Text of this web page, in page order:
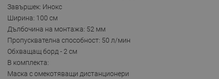
Завършек: Инокс
Ширина: 100 см
Дълбочина на монтажа: 52 мм
Пропусквателна способност: 50 л/мин
Обхващащ борд - 2 см
В комплекта:
Маска с омекотяващи дистанционери